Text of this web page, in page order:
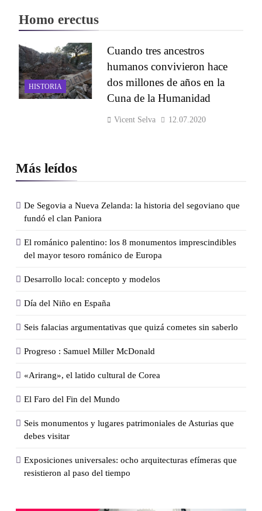
Más leídos
De Segovia a Nueva Zelanda: la historia del segoviano que
fundó el clan Paniora
El románico palentino: los 8 monumentos imprescindibles
del mayor tesoro románico de Europa
Desarrollo local: concepto y modelos
Día del Niño en España
Seis falacias argumentativas que quizá cometes sin saberlo
Progreso : Samuel Miller McDonald
«Arirang», el latido cultural de Corea
El Faro del Fin del Mundo
Seis monumentos y lugares patrimoniales de Asturias que
debes visitar
Exposiciones universales: ocho arquitecturas efímeras que
resistieron al paso del tiempo
Homo erectus
HISTORIA
Cuando tres ancestros
humanos convivieron hace
dos millones de años en la
Cuna de la Humanidad
Vicent Selva 12.07.2020